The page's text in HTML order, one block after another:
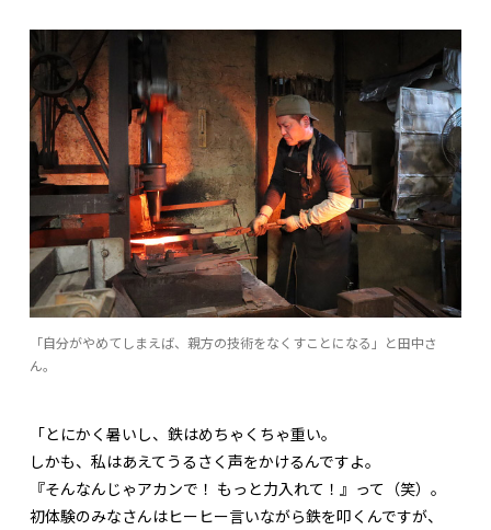
「自分がやめてしまえば、親方の技術をなくすことになる」と田中さ
ん。
「とにかく暑いし、鉄はめちゃくちゃ重い。
しかも、私はあえてうるさく声をかけるんですよ。
『そんなんじゃアカンで！ もっと力入れて！』って（笑）。
初体験のみなさんはヒーヒー言いながら鉄を叩くんですが、